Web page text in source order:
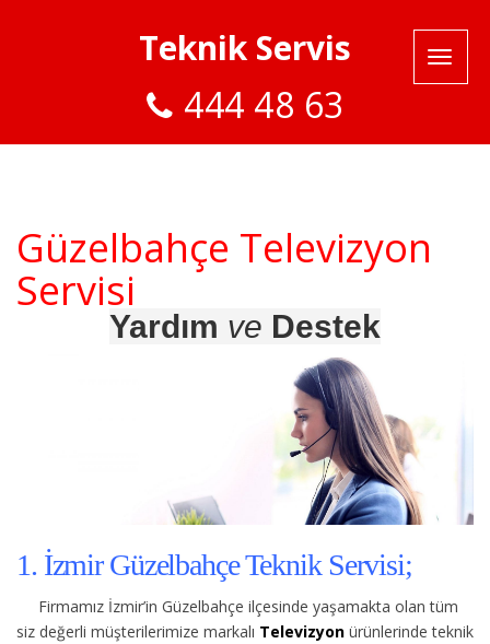
Teknik Servis
444 48 63
Güzelbahçe Televizyon
Servisi
Yardım ve Destek
1. İzmir Güzelbahçe Teknik Servisi;
Firmamız İzmir’in Güzelbahçe ilçesinde yaşamakta olan tüm
siz değerli müşterilerimize markalı Televizyon ürünlerinde teknik